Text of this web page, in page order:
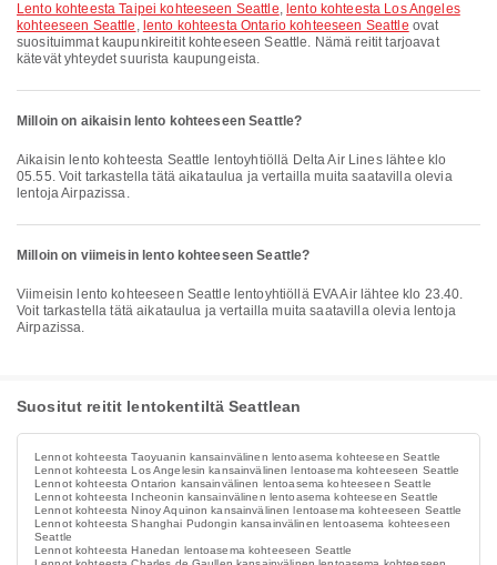
lento kohteesta Taipei kohteeseen Seattle, lento kohteesta Los Angeles
kohteeseen Seattle , lento kohteesta Ontario kohteeseen Seattle ovat
suosituimmat kaupunkireitit kohteeseen Seattle. Nämä reitit tarjoavat
kätevät yhteydet suurista kaupungeista.
Milloin on aikaisin lento kohteeseen Seattle?
Aikaisin lento kohteesta Seattle lentoyhtiöllä Delta Air Lines lähtee klo
05.55. Voit tarkastella tätä aikataulua ja vertailla muita saatavilla olevia
lentoja Airpazissa.
Milloin on viimeisin lento kohteeseen Seattle?
Viimeisin lento kohteeseen Seattle lentoyhtiöllä EVA Air lähtee klo 23.40.
Voit tarkastella tätä aikataulua ja vertailla muita saatavilla olevia lentoja
Airpazissa.
Suositut reitit lentokentiltä Seattlean
Lennot kohteesta Taoyuanin kansainvälinen lentoasema kohteeseen Seattle
Lennot kohteesta Los Angelesin kansainvälinen lentoasema kohteeseen Seattle
Lennot kohteesta Ontarion kansainvälinen lentoasema kohteeseen Seattle
Lennot kohteesta Incheonin kansainvälinen lentoasema kohteeseen Seattle
Lennot kohteesta Ninoy Aquinon kansainvälinen lentoasema kohteeseen Seattle
Lennot kohteesta Shanghai Pudongin kansainvälinen lentoasema kohteeseen
Seattle
Lennot kohteesta Hanedan lentoasema kohteeseen Seattle